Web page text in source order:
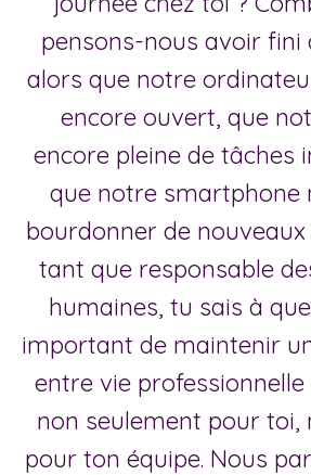
pensons-nous avoir fini
alors que notre
encore ouvert, que
encore pleine de tâches
que notre smartphone
bourdonner de nouveaux
tant que responsable
humaines, tu sais à
important de maintenir
entre vie
non seulement pour
pour ton équipe. Nous